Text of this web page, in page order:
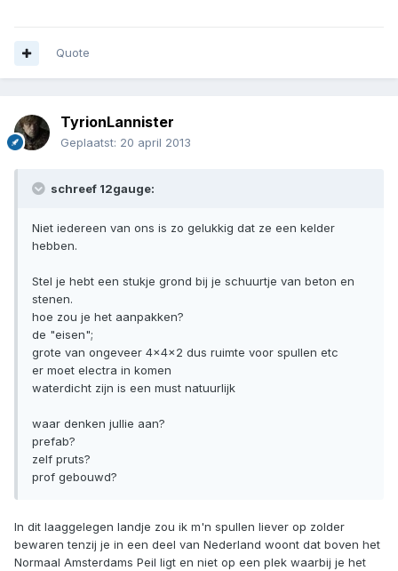
Quote
TyrionLannister
Geplaatst: 20 april 2013
schreef 12gauge:
Niet iedereen van ons is zo gelukkig dat ze een kelder
hebben.
Stel je hebt een stukje grond bij je schuurtje van beton en
stenen.
hoe zou je het aanpakken?
de "eisen";
grote van ongeveer 4x4x2 dus ruimte voor spullen etc
er moet electra in komen
waterdicht zijn is een must natuurlijk
waar denken jullie aan?
prefab?
zelf pruts?
prof gebouwd?
In dit laaggelegen landje zou ik m'n spullen liever op zolder
bewaren tenzij je in een deel van Nederland woont dat boven het
Normaal Amsterdams Peil ligt en niet op een plek waarbij je het